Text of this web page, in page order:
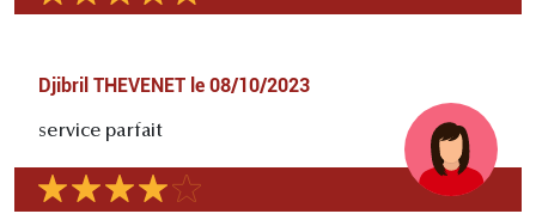
Djibril THEVENET le 08/10/2023
service parfait